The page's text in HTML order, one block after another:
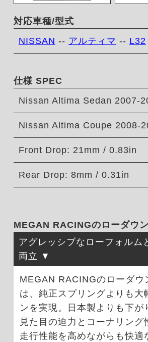
対応車種/型式
NISSAN -- アルティマ -- L32
仕様 SPEC
Nissan Altima Sedan 2007-
Nissan Altima Coupe 2008-
Front Drop: 21mm / 0.83in
Rear Drop: 8mm / 0.31in
MEGAN RACINGのローダウ
アグレッシブなローフォルム
両立
MEGAN RACINGのローダウ
は、純正スプリングよりも大
ンを実現。日本製よりも下が
見た目の迫力とコーナリング
走行性能を高めながらも快適